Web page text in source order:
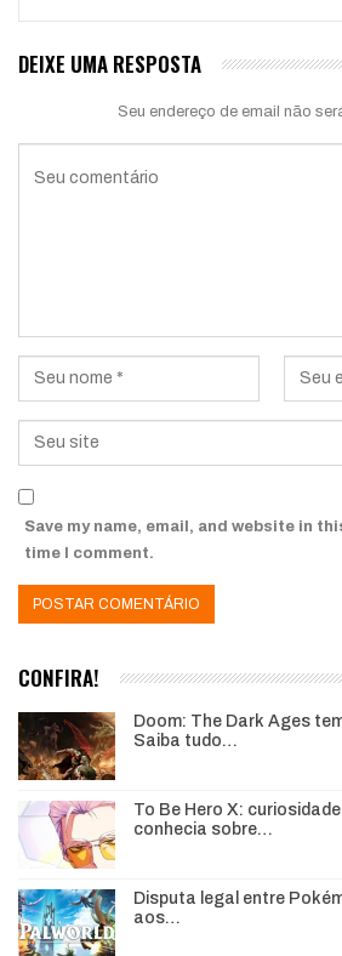
DEIXE UMA RESPOSTA
Seu endereço de email não
Save my name, email, and website in
time I comment.
CONFIRA!
Doom: The Dark Ages
Saiba tudo…
To Be Hero X:
conhecia sobre…
Disputa legal entre
aos…